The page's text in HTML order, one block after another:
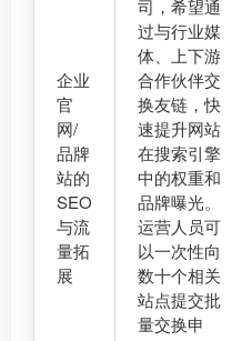
企业
官
网/
品牌
站的
SEO
与流
量拓
展
司，希望通
过与行业媒
体、上下游
合作伙伴交
换友链，快
速提升网站
在搜索引擎
中的权重和
品牌曝光。
运营人员可
以一次性向
数十个相关
站点提交批
量交换申